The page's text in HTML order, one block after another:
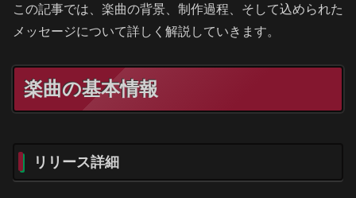
この記事では、楽曲の背景、制作過程、そして込められた
メッセージについて詳しく解説していきます。
楽曲の基本情報
リリース詳細